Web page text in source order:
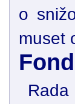
o
muset